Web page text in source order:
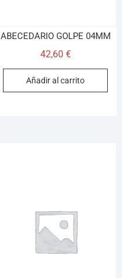
ABECEDARIO GOLPE 04MM
42,60 €
Añadir al carrito